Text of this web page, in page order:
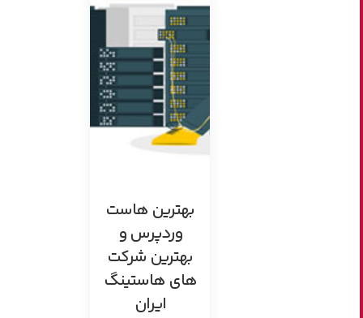
بهترین هاست
وردپرس و
بهترین شرکت
های هاستینگ
ایران